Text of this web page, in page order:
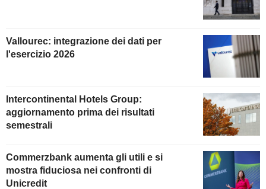
Vallourec: integrazione dei dati per
l'esercizio 2026
Intercontinental Hotels Group:
aggiornamento prima dei risultati
semestrali
Commerzbank aumenta gli utili e si
mostra fiduciosa nei confronti di
Unicredit